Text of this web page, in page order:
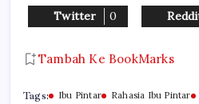
Twitter 0
Tambah Ke BookMarks
Tags: Ibu Pintar Rahasia Ibu Pintar